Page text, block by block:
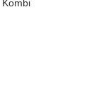
Kombi